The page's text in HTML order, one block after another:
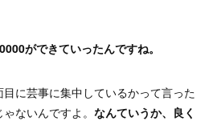
ができていったんですね。
目に芸事に集中しているかって言った
ないんですよ。 なんていうか、良く